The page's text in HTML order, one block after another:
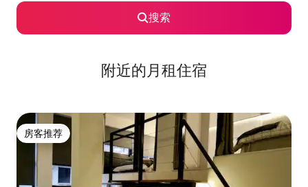
搜索
附近的月租住宿
房客推荐
房客推荐